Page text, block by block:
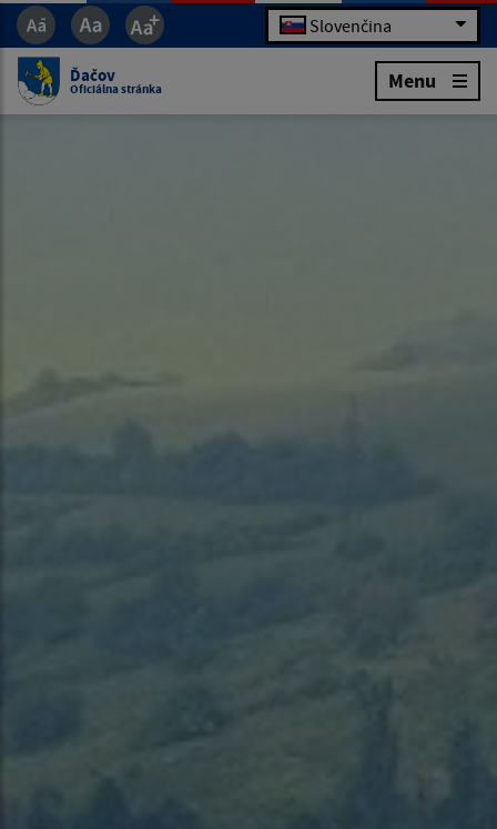
Slovenčina
Ďačov
Oficiálna stránka Menu